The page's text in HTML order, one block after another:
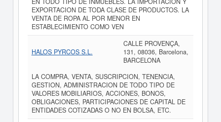
EXPORTACION DE TODA CLASE DE PRODUCTOS. LA
VENTA DE ROPA AL POR MENOR EN
ESTABLECIMIENTO COMO VEN
HALOS PYRCOS S.L.
CALLE PROVENÇA,
131, 08036, Barcelona,
BARCELONA
LA COMPRA, VENTA, SUSCRIPCION, TENENCIA,
GESTION, ADMINISTRACION DE TODO TIPO DE
VALORES MOBILIARIOS, ACCIONES, BONOS,
OBLIGACIONES, PARTICIPACIONES DE CAPITAL DE
ENTIDADES COTIZADAS O NO EN BOLSA, ETC.